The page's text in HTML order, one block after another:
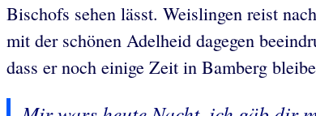
Bischofs sehen lässt. Weislingen reist
mit der schönen Adelheid dagegen
dass er noch einige Zeit in Bamberg